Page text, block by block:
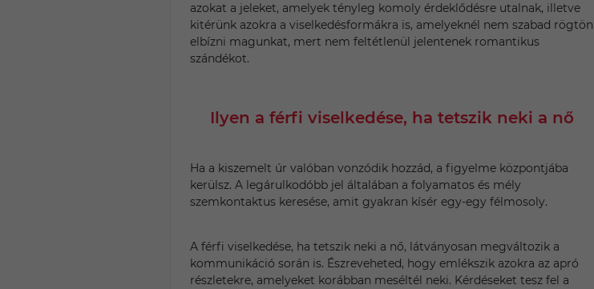
azokat a jeleket, amelyek tényleg komoly érdeklődésre utalnak, illetve
kitérünk azokra a viselkedésformákra is, amelyeknél nem szabad rögtön
elbízni magunkat, mert nem feltétlenül jelentenek romantikus
szándékot.
Ilyen a férfi viselkedése, ha tetszik neki a nő
Ha a kiszemelt úr valóban vonzódik hozzád, a figyelme központjába
kerülsz. A legárulkodóbb jel általában a folyamatos és mély
szemkontaktus keresése, amit gyakran kísér egy-egy félmosoly.
A férfi viselkedése, ha tetszik neki a nő, látványosan megváltozik a
kommunikáció során is. Észreveheted, hogy emlékszik azokra az apró
részletekre, amelyeket korábban meséltél neki. Kérdéseket tesz fel a